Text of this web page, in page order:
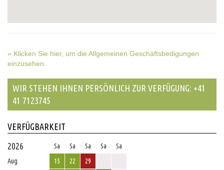
» Klicken Sie hier, um die Allgemeinen Geschäftsbedigungen
einzusehen.
WIR STEHEN IHNEN PERSÖNLICH ZUR VERFÜGUNG: +41
41 7123745
VERFÜGBARKEIT
2026
Sa Sa Sa Sa
Sa
Aug
15 22
29